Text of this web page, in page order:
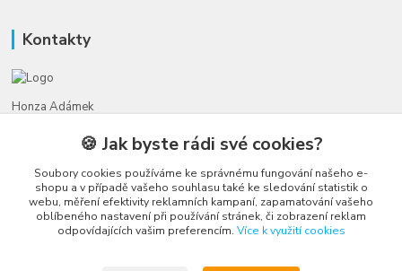
Kontakty
Honza Adámek
(Po-Ne, 9-21 hod.)
honza@autahracky.cz
🍪 Jak byste rádi své cookies?
Soubory cookies používáme ke správnému fungování našeho e-
shopu a v případě vašeho souhlasu také ke sledování statistik o
webu, měření efektivity reklamních kampaní, zapamatování vašeho
oblíbeného nastavení při používání stránek, či zobrazení reklam
odpovídajících vašim preferencím. Více k využití cookies